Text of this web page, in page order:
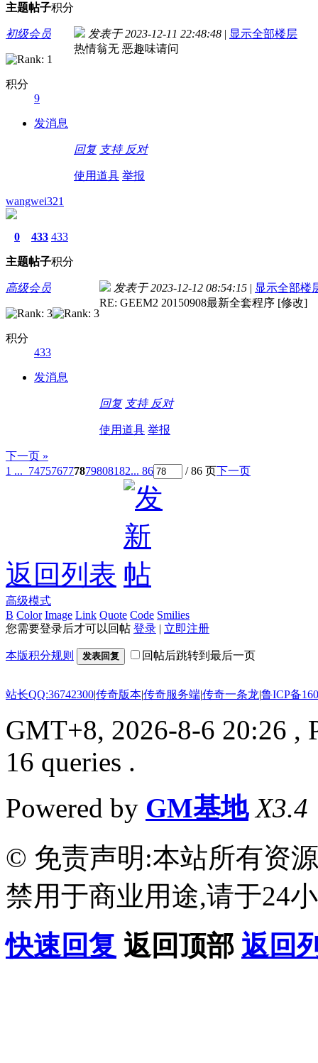
主题帖子积分
初级会员
积分
9
发消息
发表于 2023-12-11 22:48:48 | 显示全部楼层
热情翁无 恶趣味请问
回复 支持 反对
使用道具 举报
wangwei321
0
主题
433
帖子
433
积分
高级会员
积分
433
发消息
发表于 2023-12-12 08:54:15 | 显示全部楼
RE: GEEM2 20150908最新全套程序 [修改]
回复 支持 反对
使用道具 举报
下一页 »
1 ... 747576777879808182... 86 / 86 页下一页
返回列表
高级模式
B Color Image Link Quote Code Smilies
您需要登录后才可以回帖 登录 | 立即注册
本版积分规则 发表回复 回帖后跳转到最后一页
站长QQ:36742300|传奇版本|传奇服务端|传奇一条龙|鲁ICP备
GMT+8, 2026-8-6 20:26 ,
16 queries .
Powered by GM基地 X3.4
© 免责声明:本站所有资
禁用于商业用途,请于24
快速回复 返回顶部 返回